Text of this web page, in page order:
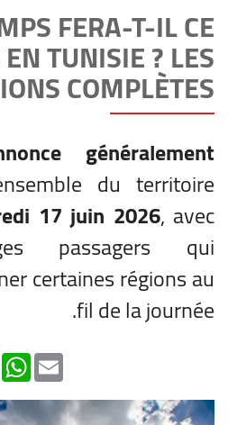
FERA-T-IL CE
TUNISIE ? LES
COMPLÈTES
généralement
du territoire
17 juin 2026, avec
passagers qui
certaines régions au
fil de la journée.
Email